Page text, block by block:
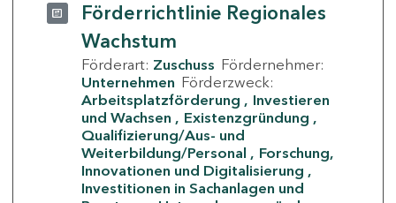
Förderrichtlinie Regionales
Wachstum
Förderart: Zuschuss Fördernehmer:
Unternehmen Förderzweck:
Arbeitsplatzförderung
Investieren
und Wachsen
Existenzgründung
Qualifizierung/Aus- und
Weiterbildung/Personal
Forschung,
Innovationen und Digitalisierung
Investitionen in Sachanlagen und